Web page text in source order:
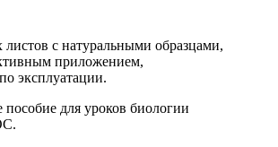
листов с натуральными образцами,
приложением,
эксплуатации.
для уроков биологии